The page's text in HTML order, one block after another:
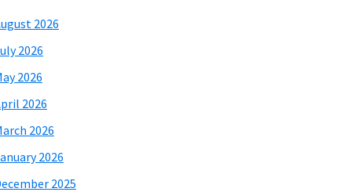
2026
2026
2026
2026
2026
2026
2025